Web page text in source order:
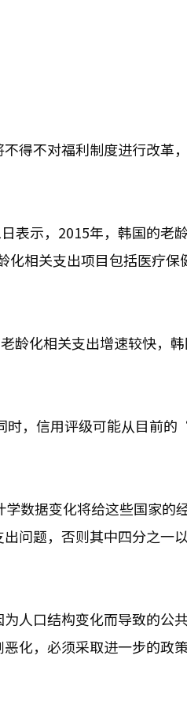
得不对福利制度进行改革
示，2015年，韩国的老
化相关支出项目包括医疗保
龄化相关支出增速较快，
时，信用评级可能从目前
数据变化将给这些国家的
问题，否则其中四分之一
人口结构变化而导致的公
化，必须采取进一步的政